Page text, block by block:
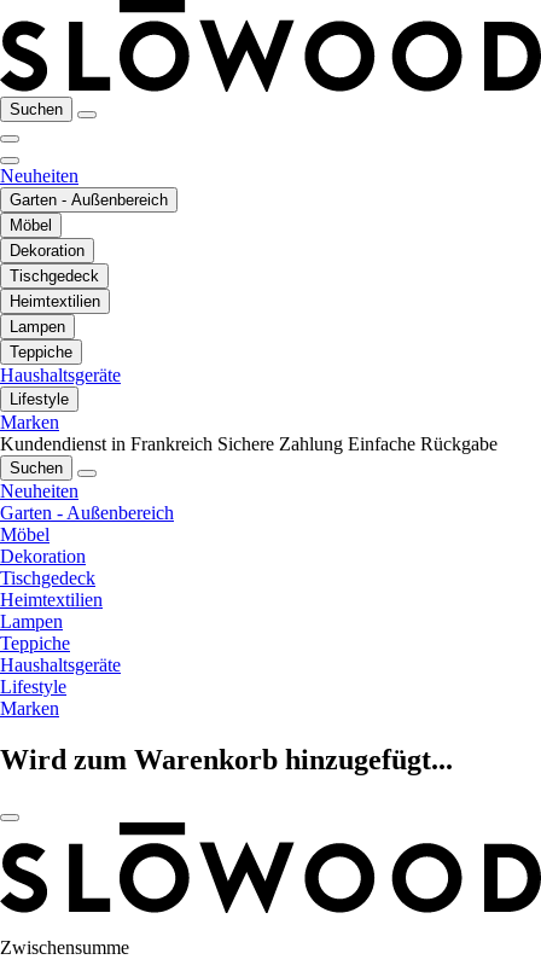
Suchen
Neuheiten
Garten - Außenbereich
Möbel
Dekoration
Tischgedeck
Heimtextilien
Lampen
Teppiche
Haushaltsgeräte
Lifestyle
Marken
Kundendienst in Frankreich Sichere Zahlung Einfache Rückgabe
Suchen
Neuheiten
Garten - Außenbereich
Möbel
Dekoration
Tischgedeck
Heimtextilien
Lampen
Teppiche
Haushaltsgeräte
Lifestyle
Marken
Wird zum Warenkorb hinzugefügt...
Zwischensumme